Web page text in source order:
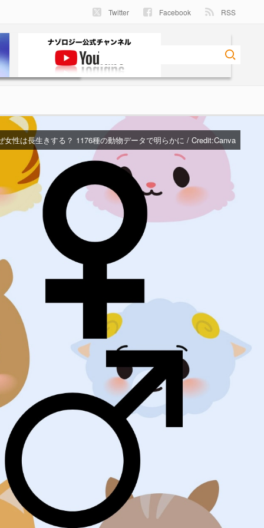
Twitter Facebook RSS
女性は長生きする？ 1176種の動物データで明らかに / Credit:Canva